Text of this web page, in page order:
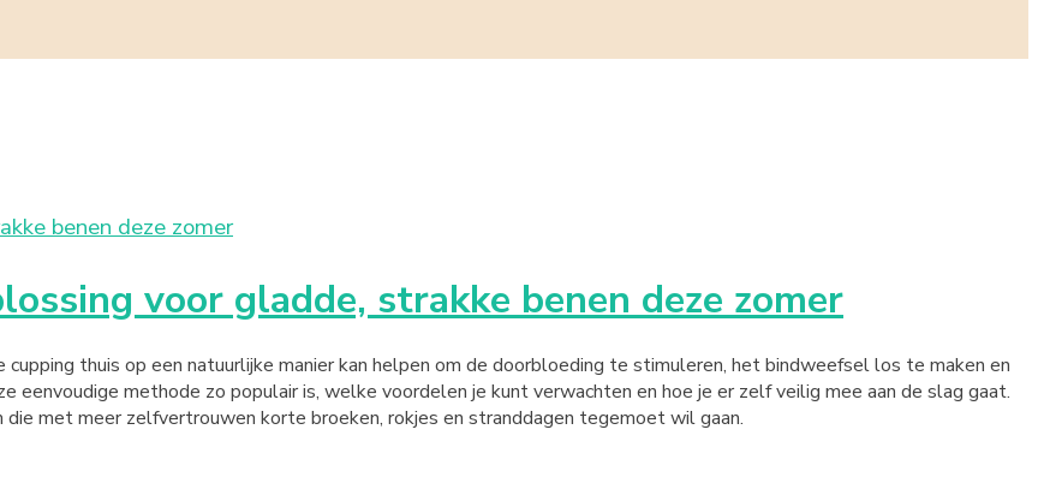
voor gladde, strakke benen deze zomer
thuis op een natuurlijke manier kan helpen om de doorbloeding te stimuleren, het bindweefsel los te maken en
eenvoudige methode zo populair is, welke voordelen je kunt verwachten en hoe je er zelf veilig mee aan de slag gaat.
die met meer zelfvertrouwen korte broeken, rokjes en stranddagen tegemoet wil gaan.